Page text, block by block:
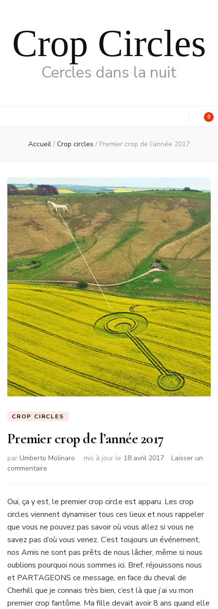
Crop Circles
Cercles dans la nuit
0
Accueil / Crop circles / Premier crop de l’année 2017
CROP CIRCLES
Premier crop de l’année 2017
par Umberto Molinaro mis à jour le 18 avril 2017
Laisser un
commentaire
de
l’année
2017
Oui, ça y est, le premier crop circle est apparu. Les crop
circles viennent dynamiser tous ces lieux et nous rappeler
que vous ne pouvez pas savoir où vous allez si vous ne
savez pas d’où vous venez. C’est toujours un événement,
nos Amis ne sont pas prêts de nous lâcher, même si nous
oublions pourquoi nous sommes ici. Bref, réjouissons nous
et PARTAGEONS ce message, en face du cheval de
Cherhill que je connais très bien, c’est là que j’ai vu mon
premier crop fantôme. Ma fille devait avoir 8 ans quand elle